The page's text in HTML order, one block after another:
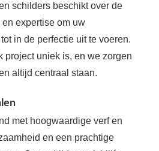
schilders beschikt over de
expertise om uw
in de perfectie uit te voeren.
project uniek is, en we zorgen
altijd centraal staan.
met hoogwaardige verf en
en een prachtige